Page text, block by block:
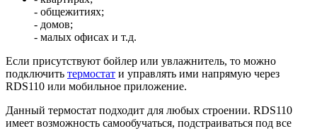
- общежитиях;
- домов;
- малых офисах и т.д.
Если присутствуют бойлер или увлажнитель, то можно
подключить термостат и управлять ими напрямую через
RDS110 или мобильное приложение.
Данный термостат подходит для любых строении. RDS110
имеет возможность самообучаться, подстраиваться под все